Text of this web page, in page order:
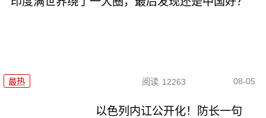
最热 阅读 12263 08-05
以色列内讧公开化！防长一句